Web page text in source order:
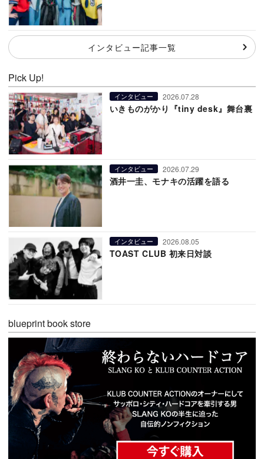
インタビュー記事一覧
Pick Up!
インタビュー 2026.07.28
いきものがかり『tiny desk』舞台裏
インタビュー 2026.07.29
酒井一圭、モナキの活躍を語る
インタビュー 2026.08.05
TOAST CLUB 初来日対談
blueprint book store